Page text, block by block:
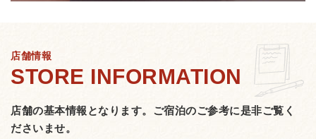
店舗情報
店舗の基本情報となります。 ご宿泊のご参考に是非ご覧く
ださいませ。